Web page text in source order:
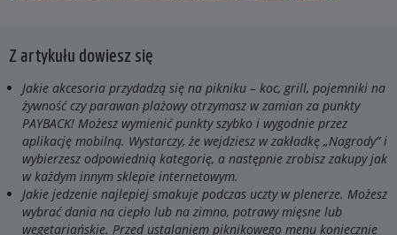
Z artykułu dowiesz się
Jakie akcesoria przydadzą się na pikniku – koc, grill, pojemniki na
żywność czy parawan plażowy otrzymasz w zamian za punkty
PAYBACK! Możesz wymienić punkty szybko i wygodnie przez
aplikację mobilną. Wystarczy, że wejdziesz w zakładkę „Nagrody” i
wybierzesz odpowiednią kategorię, a następnie zrobisz zakupy jak
w każdym innym sklepie internetowym.
Jakie jedzenie najlepiej smakuje podczas uczty w plenerze. Możesz
wybrać dania na ciepło lub na zimno, potrawy mięsne lub
wegetariańskie. Przed ustalaniem piknikowego menu koniecznie